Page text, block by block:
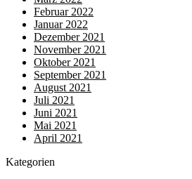
Februar 2022
Januar 2022
Dezember 2021
November 2021
Oktober 2021
September 2021
August 2021
Juli 2021
Juni 2021
Mai 2021
April 2021
Kategorien